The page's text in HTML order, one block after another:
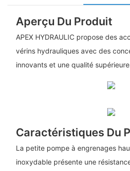
Aperçu Du Produit
APEX HYDRAULIC propose des
vérins hydrauliques avec des
innovants et une qualité
Caractéristiques Du
La petite pompe à engrenages
inoxydable présente une